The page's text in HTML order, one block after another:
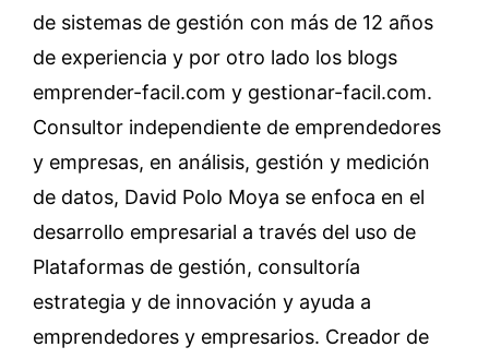
de sistemas de gestión con más de 12 años
de experiencia y por otro lado los blogs
emprender-facil.com y gestionar-facil.com.
Consultor independiente de emprendedores
y empresas, en análisis, gestión y medición
de datos, David Polo Moya se enfoca en el
desarrollo empresarial a través del uso de
Plataformas de gestión, consultoría
estrategia y de innovación y ayuda a
emprendedores y empresarios. Creador de